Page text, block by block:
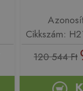
Cikkszám:
120 544 Ft